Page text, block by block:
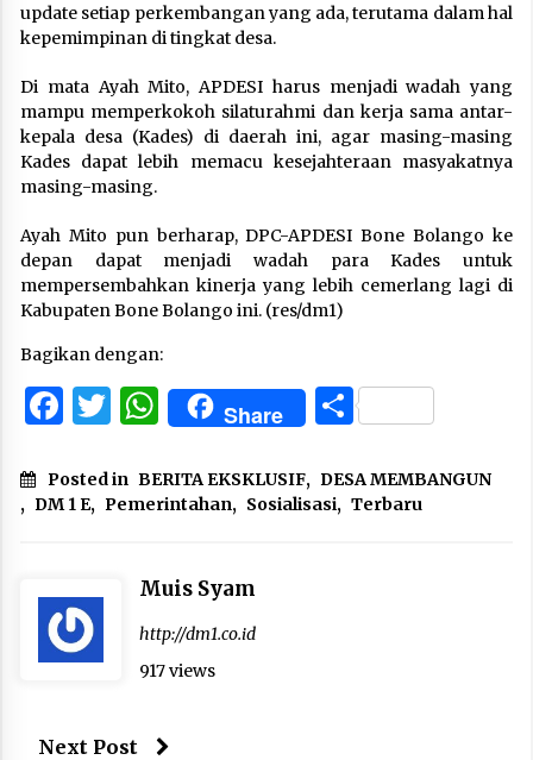
update setiap perkembangan yang ada, terutama dalam hal
kepemimpinan di tingkat desa.
Di mata Ayah Mito, APDESI harus menjadi wadah yang
mampu memperkokoh silaturahmi dan kerja sama antar-
kepala desa (Kades) di daerah ini, agar masing-masing
Kades dapat lebih memacu kesejahteraan masyakatnya
masing-masing.
Ayah Mito pun berharap, DPC-APDESI Bone Bolango ke
depan dapat menjadi wadah para Kades untuk
mempersembahkan kinerja yang lebih cemerlang lagi di
Kabupaten Bone Bolango ini. (res/dm1)
Bagikan dengan:
Facebook
Twitter
WhatsApp
Share Share
Posted in BERITA EKSKLUSIF, DESA MEMBANGUN
, DM 1 E, Pemerintahan, Sosialisasi, Terbaru
Muis Syam
http://dm1.co.id
917 views
Next Post